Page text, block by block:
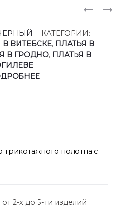
,
ПЛАТЬЯ
,
КАТЕГОРИИ:
В ВИТЕБСКЕ, ПЛАТЬЯ В
В ГРОДНО, ПЛАТЬЯ В
трикотажного полотна с
прямой, к низу слегка
декоративной бейкой. По
швах. Рукав длиной 3/4,
2-х до 5-ти изделий